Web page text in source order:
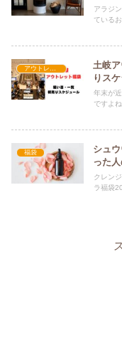
アラジ
ている
アウトレット福袋
土岐
りス
年末が
ですよ
福袋
シュ
った
クレン
ラ福袋